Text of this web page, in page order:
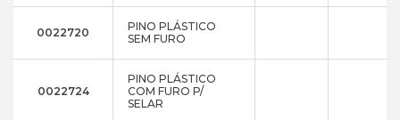
0022720
PINO PLÁSTICO
SEM FURO
0022724
PINO PLÁSTICO
COM FURO P/
SELAR